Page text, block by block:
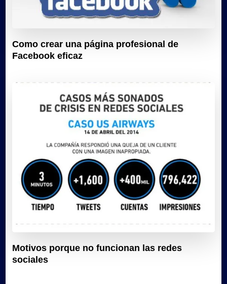
Como crear una página profesional de
Facebook eficaz
Motivos porque no funcionan las redes
sociales